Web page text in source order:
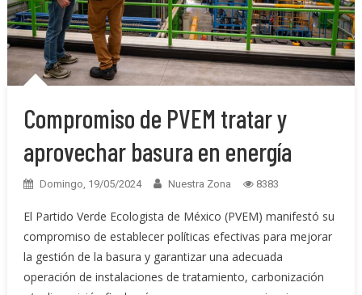
Compromiso de PVEM tratar y
aprovechar basura en energía
Domingo, 19/05/2024 Nuestra Zona 8383
El Partido Verde Ecologista de México (PVEM) manifestó su
compromiso de establecer políticas efectivas para mejorar
la gestión de la basura y garantizar una adecuada
operación de instalaciones de tratamiento, carbonización